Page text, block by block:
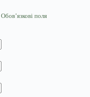
Обов’язкові поля